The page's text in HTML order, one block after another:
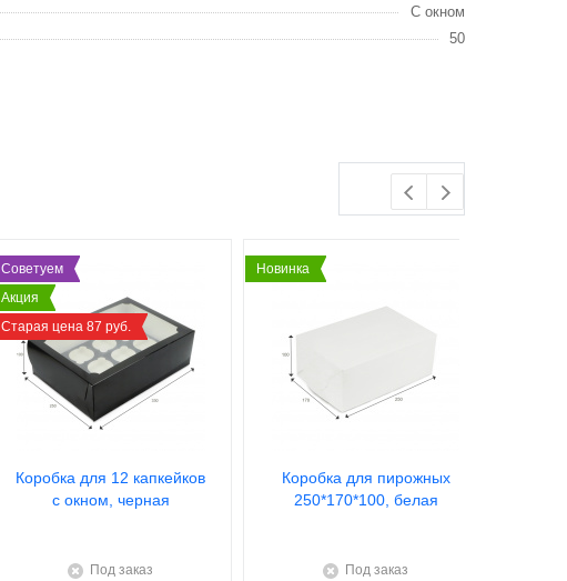
С окном
50
Советуем
Акция
Старая цена 87 руб.
Коробка для 12 капкейков
с окном, черная
Под заказ
Новинка
Коробка для пирожных
250*170*100, белая
Под заказ